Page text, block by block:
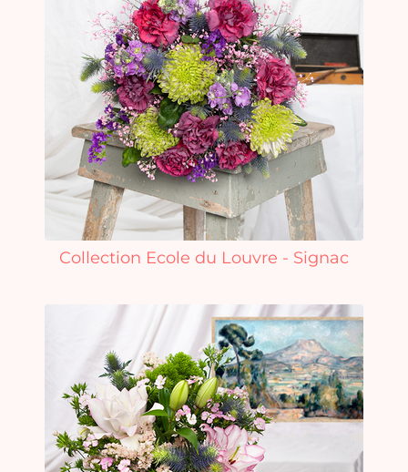
Collection Ecole du Louvre - Signac